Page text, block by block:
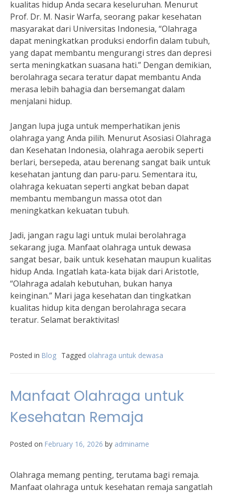
kualitas hidup Anda secara keseluruhan. Menurut
Prof. Dr. M. Nasir Warfa, seorang pakar kesehatan
masyarakat dari Universitas Indonesia, “Olahraga
dapat meningkatkan produksi endorfin dalam tubuh,
yang dapat membantu mengurangi stres dan depresi
serta meningkatkan suasana hati.” Dengan demikian,
berolahraga secara teratur dapat membantu Anda
merasa lebih bahagia dan bersemangat dalam
menjalani hidup.
Jangan lupa juga untuk memperhatikan jenis
olahraga yang Anda pilih. Menurut Asosiasi Olahraga
dan Kesehatan Indonesia, olahraga aerobik seperti
berlari, bersepeda, atau berenang sangat baik untuk
kesehatan jantung dan paru-paru. Sementara itu,
olahraga kekuatan seperti angkat beban dapat
membantu membangun massa otot dan
meningkatkan kekuatan tubuh.
Jadi, jangan ragu lagi untuk mulai berolahraga
sekarang juga. Manfaat olahraga untuk dewasa
sangat besar, baik untuk kesehatan maupun kualitas
hidup Anda. Ingatlah kata-kata bijak dari Aristotle,
“Olahraga adalah kebutuhan, bukan hanya
keinginan.” Mari jaga kesehatan dan tingkatkan
kualitas hidup kita dengan berolahraga secara
teratur. Selamat beraktivitas!
Posted in Blog Tagged olahraga untuk dewasa
Manfaat Olahraga untuk
Kesehatan Remaja
Posted on February 16, 2026 by adminame
Olahraga memang penting, terutama bagi remaja.
Manfaat olahraga untuk kesehatan remaja sangatlah